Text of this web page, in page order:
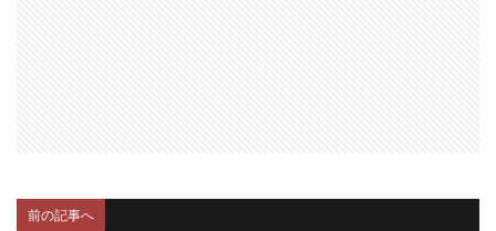
前の記事へ